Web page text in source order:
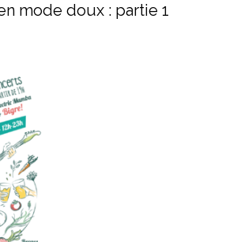
mode doux : partie 1